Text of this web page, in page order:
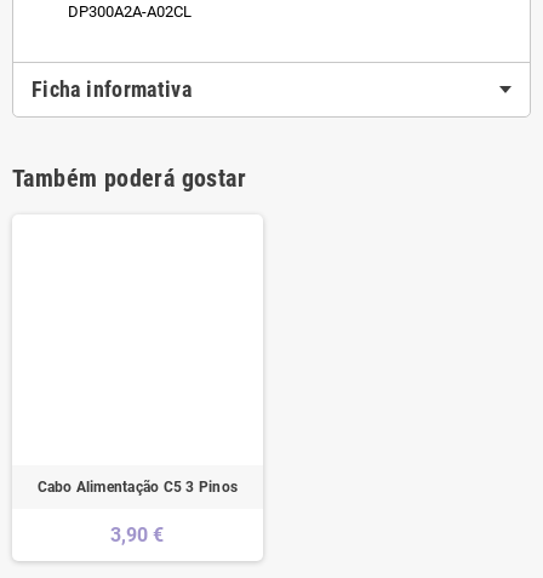
DP300A2A-A02CL
Ficha informativa
Também poderá gostar
Cabo Alimentação C5 3 Pinos
3,90 €